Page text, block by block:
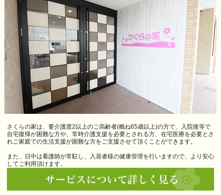
さくらの家は、要介護度2以上のご高齢者(概ね65歳以上)の方で、入院後等で
自宅復帰が困難な方や、常時介護支援を必要とされる方、在宅医療を必要とさ
れご家庭での生活支援が困難な方をご支援させて頂くことができます。
また、日中は看護師が常駐し、入居者様の健康管理を行いますので、より安心
してご利用頂けます。